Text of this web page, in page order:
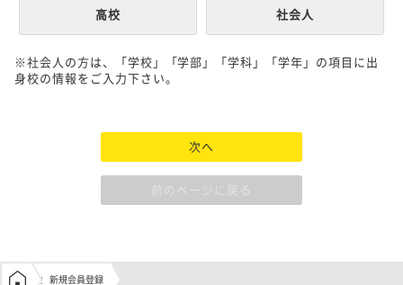
高校 社会人
※社会人の方は、「学校」「学部」「学科」「学年」の項目に出
身校の情報をご入力下さい。
次へ
前のページに戻る
学生の窓口トップ
新規会員登録